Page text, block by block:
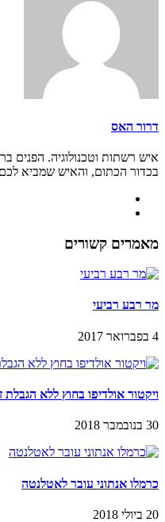
דרור האס
איש רשתות וטכנולוגיה. הפנים
בכדור הכתום, והאיש שמביא
מאמרים קשורים
מר רבע רביעי
4 בפברואר 2017
ויקטור אולדיפו בחוץ ללא הגבלת
30 בנובמבר 2018
כרמלו אנתוני עובר לאטלנטה
20 ביולי 2018